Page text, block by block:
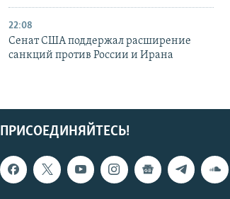
22:08
Сенат США поддержал расширение
санкций против России и Ирана
ПРИСОЕДИНЯЙТЕСЬ!